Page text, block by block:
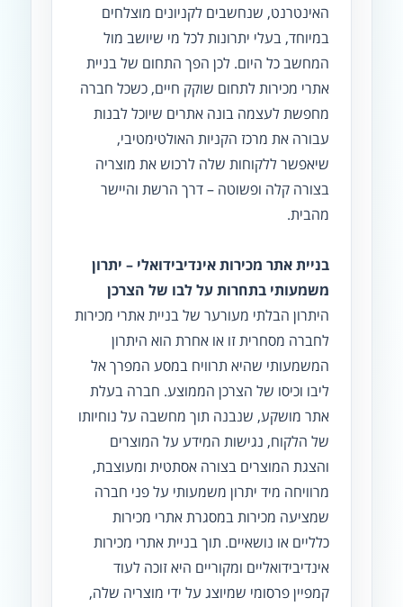
האינטרנט, שנחשבים לקניונים מוצלחים
במיוחד, בעלי יתרונות לכל מי שיושב מול
המחשב כל היום. לכן הפך התחום של בניית
אתרי מכירות לתחום שוקק חיים, כשכל חברה
מחפשת לעצמה בונה אתרים שיוכל לבנות
עבורה את מרכז הקניות האולטימטיבי,
שיאפשר ללקוחות שלה לרכוש את מוצריה
בצורה קלה ופשוטה – דרך הרשת והיישר
מהבית.
בניית אתר מכירות אינדיבידואלי – יתרון
משמעותי בתחרות על לבו של הצרכן
היתרון הבלתי מעורער של בניית אתרי מכירות
לחברה מסחרית זו או אחרת הוא היתרון
המשמעותי שהיא תרוויח במסע המפרך אל
ליבו וכיסו של הצרכן הממוצע. חברה בעלת
אתר מושקע, שנבנה תוך מחשבה על נוחיותו
של הלקוח, נגישות המידע על המוצרים
והצגת המוצרים בצורה אסתטית ומעוצבת,
מרוויחה מיד יתרון משמעותי על פני חברה
שמציעה מכירות במסגרת אתרי מכירות
כלליים או נושאיים. תוך בניית אתרי מכירות
אינדיבידואליים ומקוריים היא זוכה לעוד
קמפיין פרסומי שמיוצג על ידי מוצריה שלה,